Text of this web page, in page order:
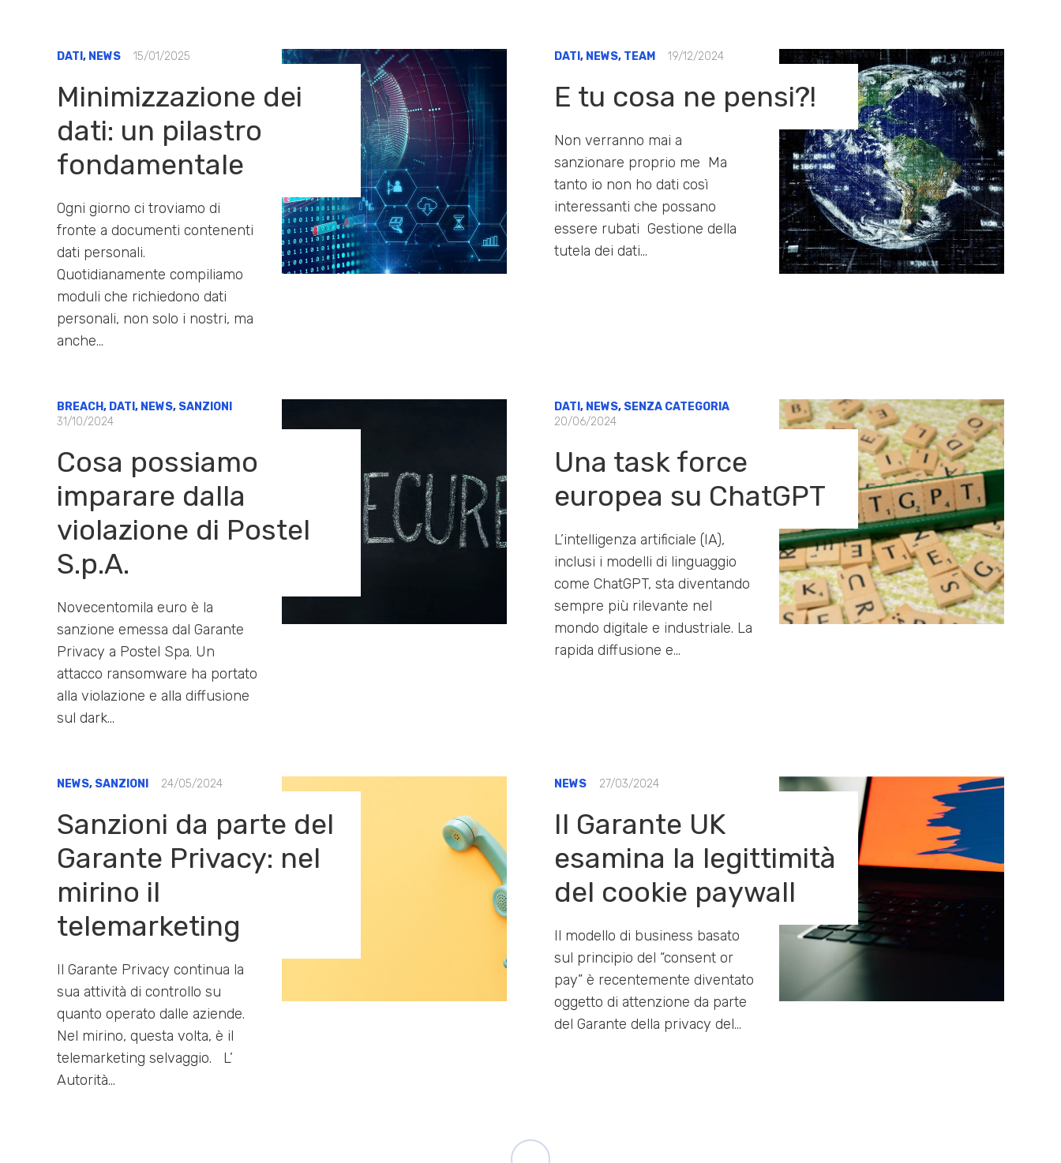
DATI , NEWS 15/01/2025
Minimizzazione dei
dati: un pilastro
fondamentale
Ogni giorno ci troviamo di
fronte a documenti contenenti
dati personali.
Quotidianamente compiliamo
moduli che richiedono dati
personali, non solo i nostri, ma
anche…
DATI , NEWS, TEAM 19/12/2024
E tu cosa ne pensi?!
Non verranno mai a
sanzionare proprio me Ma
tanto io non ho dati così
interessanti che possano
essere rubati Gestione della
tutela dei dati…
BREACH, DATI , NEWS, SANZIONI
31/10/2024
Cosa possiamo
imparare dalla
violazione di Postel
S.p.A.
Novecentomila euro è la
sanzione emessa dal Garante
Privacy a Postel Spa. Un
attacco ransomware ha portato
alla violazione e alla diffusione
sul dark…
DATI , NEWS, SENZA CATEGORIA
20/06/2024
Una task force
europea su ChatGPT
L’intelligenza artificiale (IA),
inclusi i modelli di linguaggio
come ChatGPT, sta diventando
sempre più rilevante nel
mondo digitale e industriale. La
rapida diffusione e…
NEWS, SANZIONI 24/05/2024
Sanzioni da parte del
Garante Privacy: nel
mirino il
telemarketing
Il Garante Privacy continua la
sua attività di controllo su
quanto operato dalle aziende.
Nel mirino, questa volta, è il
telemarketing selvaggio. L’
Autorità…
NEWS 27/03/2024
Il Garante UK
esamina la legittimità
del cookie paywall
Il modello di business basato
sul principio del “consent or
pay” è recentemente diventato
oggetto di attenzione da parte
del Garante della privacy del…